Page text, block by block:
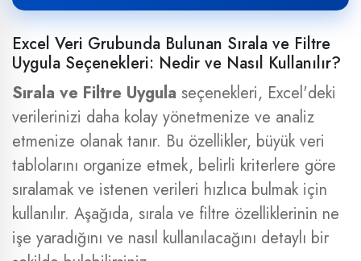
Excel Veri Grubunda Bulunan Sırala ve Filtre
Uygula Seçenekleri: Nedir ve Nasıl Kullanılır?
Sırala ve Filtre Uygula seçenekleri, Excel'deki
verilerinizi daha kolay yönetmenize ve analiz
etmenize olanak tanır. Bu özellikler, büyük veri
tablolarını organize etmek, belirli kriterlere göre
sıralamak ve istenen verileri hızlıca bulmak için
kullanılır. Aşağıda, sırala ve filtre özelliklerinin ne
işe yaradığını ve nasıl kullanılacağını detaylı bir